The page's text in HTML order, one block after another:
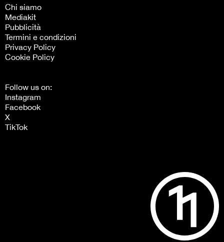
Chi siamo
Mediakit
Pubblicità
Termini e condizioni
Privacy Policy
Cookie Policy
Follow us on:
Instagram
Facebook
X
TikTok